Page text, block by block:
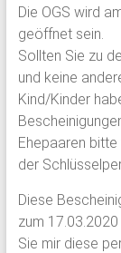
Die OGS wird
geöffnet sein.
Sollten Sie zu
und keine
Kind/Kinder
Ehepaaren
der
Diese
zum
Sie mir diese